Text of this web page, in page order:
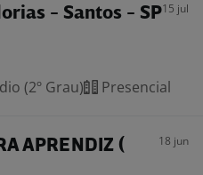
- Santos - SP15 jul
(2º Grau) Presencial
APRENDIZ (
18 jun